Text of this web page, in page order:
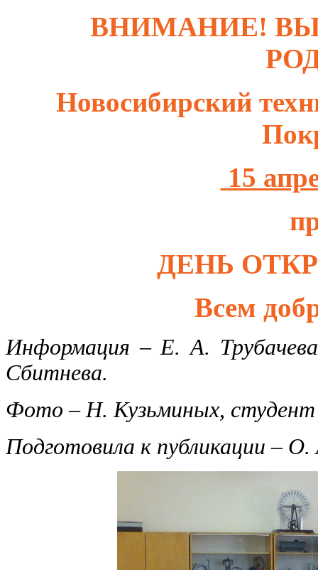
ВНИМАНИЕ!
Новосибирский
15
ДЕНЬ
Всем
Информация – Е. А.
Сбитнева.
Фото – Н. Кузьминых,
Подготовила к публикации –